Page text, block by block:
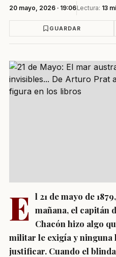
20 mayo, 2026 · 19:06Lectura: 13
GUARDAR
E l 21 de mayo de
mañana, el capitán
Chacón hizo algo
militar le exigía y ninguna
justificar. Cuando el